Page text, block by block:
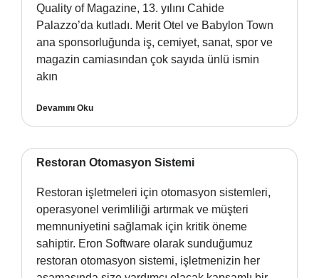
Quality of Magazine, 13. yılını Cahide
Palazzo’da kutladı. Merit Otel ve Babylon Town
ana sponsorluğunda iş, cemiyet, sanat, spor ve
magazin camiasından çok sayıda ünlü ismin
akın
Devamını Oku
Restoran Otomasyon Sistemi
Restoran işletmeleri için otomasyon sistemleri,
operasyonel verimliliği artırmak ve müşteri
memnuniyetini sağlamak için kritik öneme
sahiptir. Eron Software olarak sunduğumuz
restoran otomasyon sistemi, işletmenizin her